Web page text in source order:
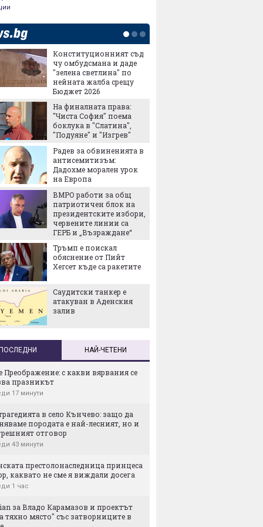
Конституционният съд
чу омбудсмана и даде
"зелена светлина" по
нейната жалба срещу
Бюджет 2026
На финалната права:
"Чиста София" поема
боклука в "Слатина",
"Подуяне" и "Изгрев"
Радев за обвиненията в
антисемитизъм:
Дадохме морален урок
на Европа
ВМРО работи за общ
патриотичен блок на
президентските избори,
червените линии са
ГЕРБ и „Възраждане“
Тръмп е поискал
обяснение от Пийт
Хегсет къде са ракетите
Саудитски танкер е
атакуван в Аденския
залив
НАЙ-ЧЕТЕНИ
Преображение: с какви вярвания се
празникът
17 минути
в село Кънчево: защо да
породата е най-лесният, но и
отговор
43 минути
престолонаследница принцеса
каквато не сме я виждали досега
1 час
за Владо Карамазов и проектът
тяхно място" със затворниците в